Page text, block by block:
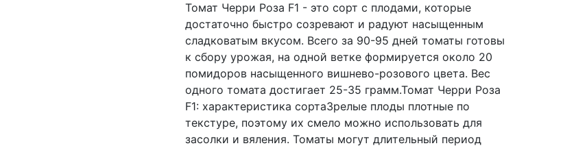
Томат Черри Роза F1 - это сорт с плодами, которые
достаточно быстро созревают и радуют насыщенным
сладковатым вкусом. Всего за 90-95 дней томаты готовы
к сбору урожая, на одной ветке формируется около 20
помидоров насыщенного вишнево-розового цвета. Вес
одного томата достигает 25-35 грамм.Томат Черри Роза
F1: характеристика сортаЗрелые плоды плотные по
текстуре, поэтому их смело можно использовать для
засолки и вяления. Томаты могут длительный период